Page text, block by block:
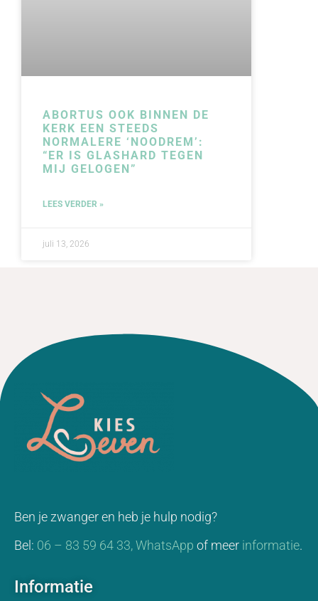
ABORTUS OOK BINNEN DE
KERK EEN STEEDS
NORMALERE ‘NOODREM’:
“ER IS GLASHARD TEGEN
MIJ GELOGEN”
LEES VERDER »
juli 13, 2026
Ben je zwanger en heb je hulp nodig?
Bel: 06 – 83 59 64 33,WhatsApp of meer informatie.
Informatie